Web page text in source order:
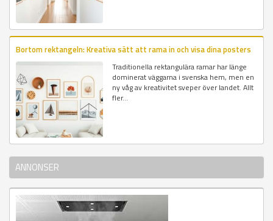
Bortom rektangeln: Kreativa sätt att rama in och visa dina posters
Traditionella rektangulära ramar har länge
dominerat väggarna i svenska hem, men en
ny våg av kreativitet sveper över landet. Allt
fler...
ANNONSER